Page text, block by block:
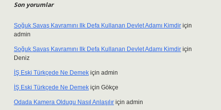
Son yorumlar
Soğuk Savaş Kavramını Ilk Defa Kullanan Devlet Adamı Kimdir için
admin
Soğuk Savaş Kavramını Ilk Defa Kullanan Devlet Adamı Kimdir için
Deniz
İŞ Eski Türkçede Ne Demek için admin
İŞ Eski Türkçede Ne Demek için Gökçe
Odada Kamera Oldugu Nasıl Anlaşılır için admin